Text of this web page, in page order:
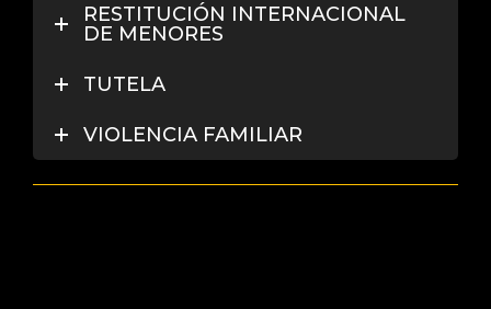
RESTITUCIÓN INTERNACIONAL
DE MENORES
TUTELA
VIOLENCIA FAMILIAR